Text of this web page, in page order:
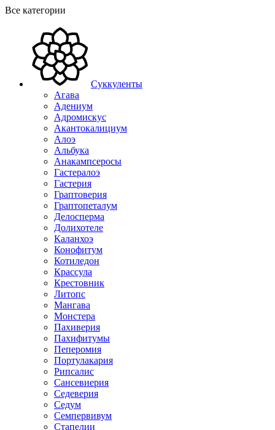
Все категории
Суккуленты
Агава
Адениум
Адромискус
Акантокалициум
Алоэ
Альбука
Анакампсеросы
Гастералоэ
Гастерия
Граптоверия
Граптопеталум
Делосперма
Долихотеле
Каланхоэ
Конофитум
Котиледон
Крассула
Крестовник
Литопс
Мангава
Монстера
Пахиверия
Пахифитумы
Пеперомия
Портулакария
Рипсалис
Сансевиерия
Седеверия
Седум
Семпервивум
Стапелии